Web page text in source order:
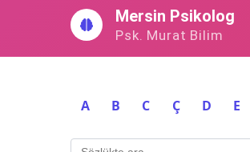
Mersin Psikolog
Psk. Murat Bilim
A B C Ç D E